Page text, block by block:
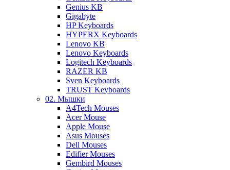
Genius KB
Gigabyte
HP Keyboards
HYPERX Keyboards
Lenovo KB
Lenovo Keyboards
Logitech Keyboards
RAZER KB
Sven Keyboards
TRUST Keyboards
02. Мышки
A4Tech Mouses
Acer Mouse
Apple Mouse
Asus Mouses
Dell Mouses
Edifier Mouses
Gembird Mouses